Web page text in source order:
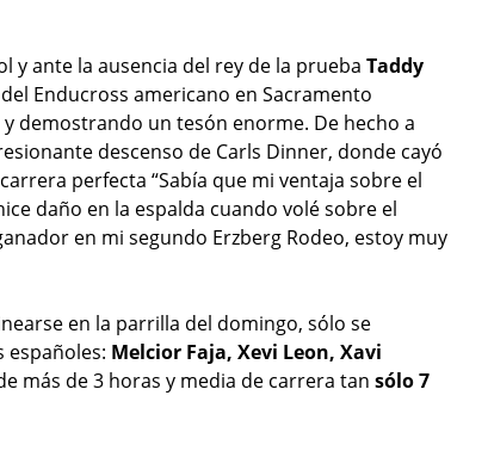
y ante la ausencia del rey de la prueba Taddy
Enducross americano en Sacramento
demostrando un tesón enorme. De hecho a
descenso de Carls Dinner, donde cayó
perfecta “Sabía que mi ventaja sobre el
daño en la espalda cuando volé sobre el
en mi segundo Erzberg Rodeo, estoy muy
en la parrilla del domingo, sólo se
españoles: Melcior Faja, Xevi Leon, Xavi
más de 3 horas y media de carrera tan sólo 7